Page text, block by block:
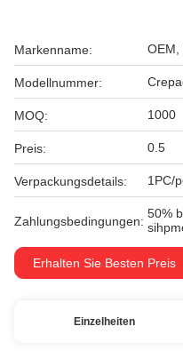
Markenname: OEM,
Modellnummer:
MOQ: 1000
Preis: 0.5
Verpackungsdetails: 1PC/
Zahlungsbedingungen:
50%
Erhalten Sie Besten Preis
Einzelheiten